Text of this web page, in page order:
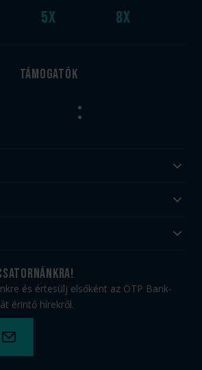
5x 8x
Támogatók
és értesülj elsőként az OTP Bank-
érintő hírekről.